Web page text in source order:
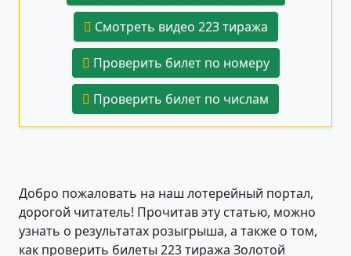
Смотреть видео 223 тиража
Проверить билет по номеру
Проверить билет по числам
Добро пожаловать на наш лотерейный портал,
дорогой читатель! Прочитав эту статью, можно
узнать о результатах розыгрыша, а также о том,
как проверить билеты 223 тиража Золотой